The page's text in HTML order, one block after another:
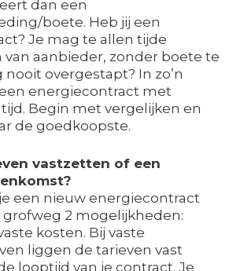
dan een
boete. Heb jij een
Je mag te allen tijde
aanbieder, zonder boete te
nooit overgestapt? In zo’n
energiecontract met
Begin met vergelijken en
de goedkoopste.
vastzetten of een
een nieuw energiecontract
grofweg 2 mogelijkheden:
kosten. Bij vaste
liggen de tarieven vast
looptijd van je contract. Je